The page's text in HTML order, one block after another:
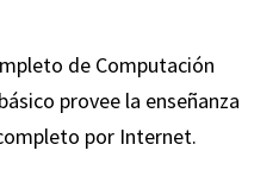
de Computación
provee la enseñanza
por Internet.